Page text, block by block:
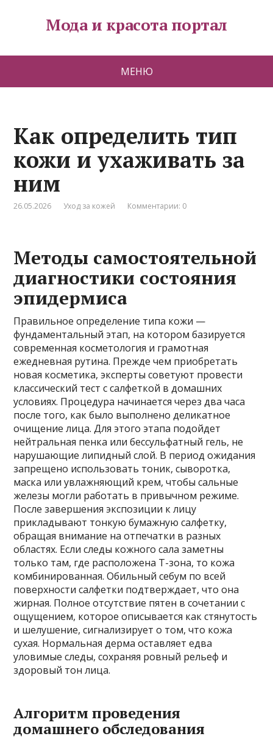
Мода и красота портал
МЕНЮ
Как определить тип
кожи и ухаживать за
ним
26.05.2026 Уход за кожей Комментарии: 0
Методы самостоятельной
диагностики состояния
эпидермиса
Правильное определение типа кожи —
фундаментальный этап, на котором базируется
современная косметология и грамотная
ежедневная рутина. Прежде чем приобретать
новая косметика, эксперты советуют провести
классический тест с салфеткой в домашних
условиях. Процедура начинается через два часа
после того, как было выполнено деликатное
очищение лица. Для этого этапа подойдет
нейтральная пенка или бессульфатный гель, не
нарушающие липидный слой. В период ожидания
запрещено использовать тоник, сыворотка,
маска или увлажняющий крем, чтобы сальные
железы могли работать в привычном режиме.
После завершения экспозиции к лицу
прикладывают тонкую бумажную салфетку,
обращая внимание на отпечатки в разных
областях. Если следы кожного сала заметны
только там, где расположена Т-зона, то кожа
комбинированная. Обильный себум по всей
поверхности салфетки подтверждает, что она
жирная. Полное отсутствие пятен в сочетании с
ощущением, которое описывается как стянутость
и шелушение, сигнализирует о том, что кожа
сухая. Нормальная дерма оставляет едва
уловимые следы, сохраняя ровный рельеф и
здоровый тон лица.
Алгоритм проведения
домашнего обследования